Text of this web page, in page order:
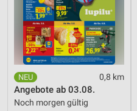
0,8 km
Angebote ab 03.08.
Noch morgen gültig